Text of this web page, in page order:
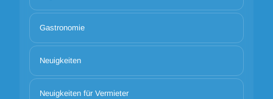
Gastronomie
Neuigkeiten
Neuigkeiten für Vermieter